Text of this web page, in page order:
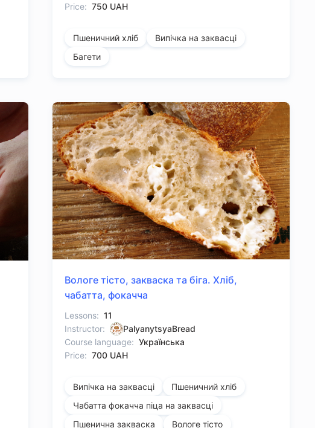
Price: 750 UAH
Пшеничний хліб
Випічка на заквасці
Багети
Вологе тісто, закваска та біга. Хліб,
чабатта, фокачча
Lessons: 11
Instructor:
PalyanytsyaBread
Course language: Українська
Price: 700 UAH
Випічка на заквасці
Пшеничний хліб
Чабатта фокачча піца на заквасці
Пшенична закваска
Вологе тісто